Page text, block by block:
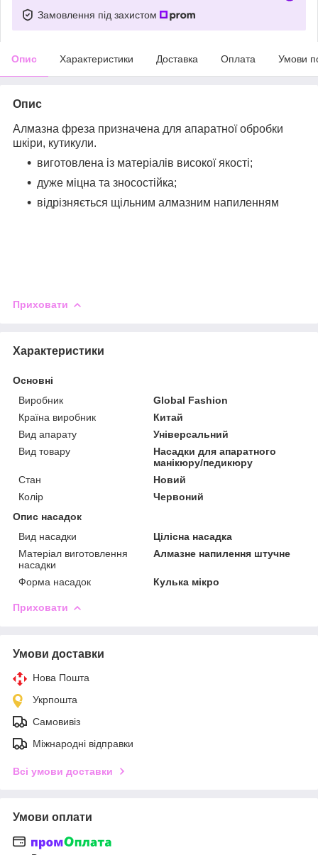
Замовлення під захистом
Опис Характеристики Доставка Оплата Умови
Опис
Алмазна фреза призначена для апаратної обробки
шкіри, кутикули.
виготовлена із матеріалів високої якості;
дуже міцна та зносостійка;
відрізняється щільним алмазним напиленням
Приховати
Характеристики
Основні
Виробник
Global Fashion
Країна виробник
Китай
Вид апарату
Універсальний
Вид товару
Насадки для апаратного
манікюру/педикюру
Стан
Новий
Колір
Червоний
Опис насадок
Вид насадки
Цілісна насадка
Матеріал виготовлення
насадки
Алмазне напилення штучне
Форма насадок Кулька мікро
Приховати
Умови доставки
Нова Пошта
Укрпошта
Самовивіз
Міжнародні відправки
Всі умови доставки
Умови оплати